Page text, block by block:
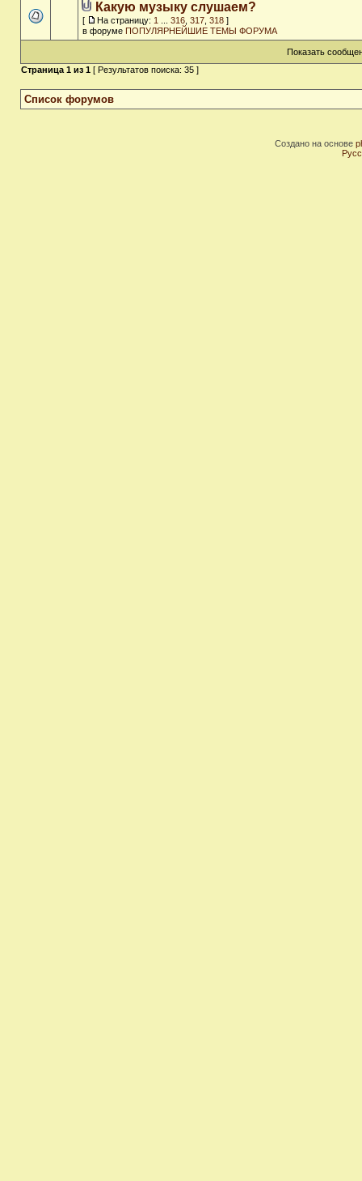
Какую музыку слушаем?
[ На страницу: 1 316 317 318 ]
в форуме ПОПУЛЯРНЕЙШИЕ ТЕМЫ ФОРУМА
Показать
Страница 1 из 1 [ Результатов поиска: 35 ]
Список форумов
Создано на основе